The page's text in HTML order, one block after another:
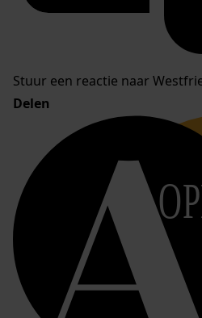
Stuur een reactie naar
Delen